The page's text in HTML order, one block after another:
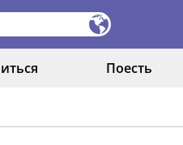
Поесть